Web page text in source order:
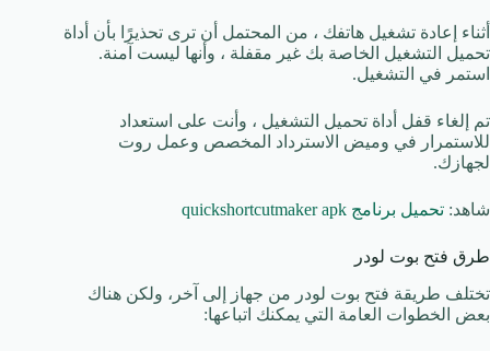
أثناء إعادة تشغيل هاتفك ، من المحتمل أن ترى تحذيرًا بأن أداة
تحميل التشغيل الخاصة بك غير مقفلة ، وأنها ليست آمنة.
استمر في التشغيل.
تم إلغاء قفل أداة تحميل التشغيل ، وأنت على استعداد
للاستمرار في وميض الاسترداد المخصص وعمل روت
لجهازك.
شاهد: تحميل برنامج quickshortcutmaker apk
طرق فتح بوت لودر
تختلف طريقة فتح بوت لودر من جهاز إلى آخر، ولكن هناك
بعض الخطوات العامة التي يمكنك اتباعها: